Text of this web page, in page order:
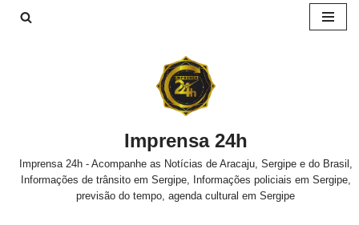
Imprensa 24h
Imprensa 24h - Acompanhe as Notícias de Aracaju, Sergipe e do Brasil,
Informações de trânsito em Sergipe, Informações policiais em Sergipe,
previsão do tempo, agenda cultural em Sergipe